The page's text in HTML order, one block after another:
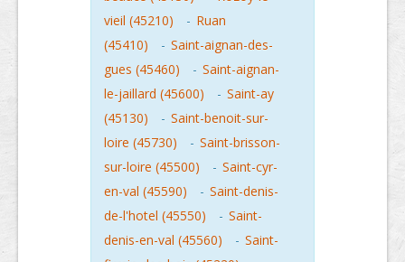
vieil (45210)
- Ruan
(45410)
- Saint-aignan-des-
gues (45460)
- Saint-aignan-
le-jaillard (45600)
- Saint-ay
(45130)
- Saint-benoit-sur-
loire (45730)
- Saint-brisson-
sur-loire (45500)
- Saint-cyr-
en-val (45590)
- Saint-denis-
de-l'hotel (45550)
- Saint-
denis-en-val (45560)
- Saint-